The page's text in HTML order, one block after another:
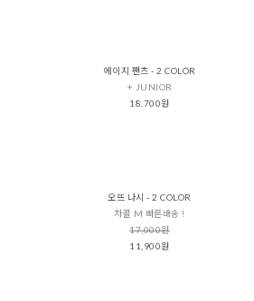
에이지 팬츠 - 2 COLOR
+ JUNIOR
18,700원
오뜨 나시 - 2 COLOR
차콜 M 빠른배송 !
17,000원
11,900원